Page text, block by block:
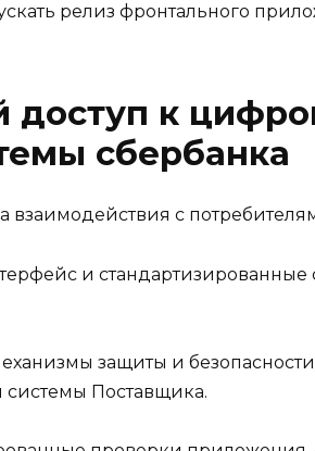
релиз фронтального
доступ к
сбербанка
взаимодействия с
и
защиты и
системы Поставщика.